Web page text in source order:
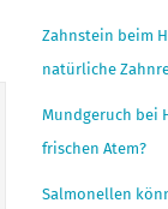
Zahnstein beim
natürliche
Mundgeruch bei
frischen Atem?
Salmonellen